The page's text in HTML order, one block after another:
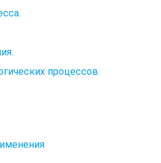
процессов.